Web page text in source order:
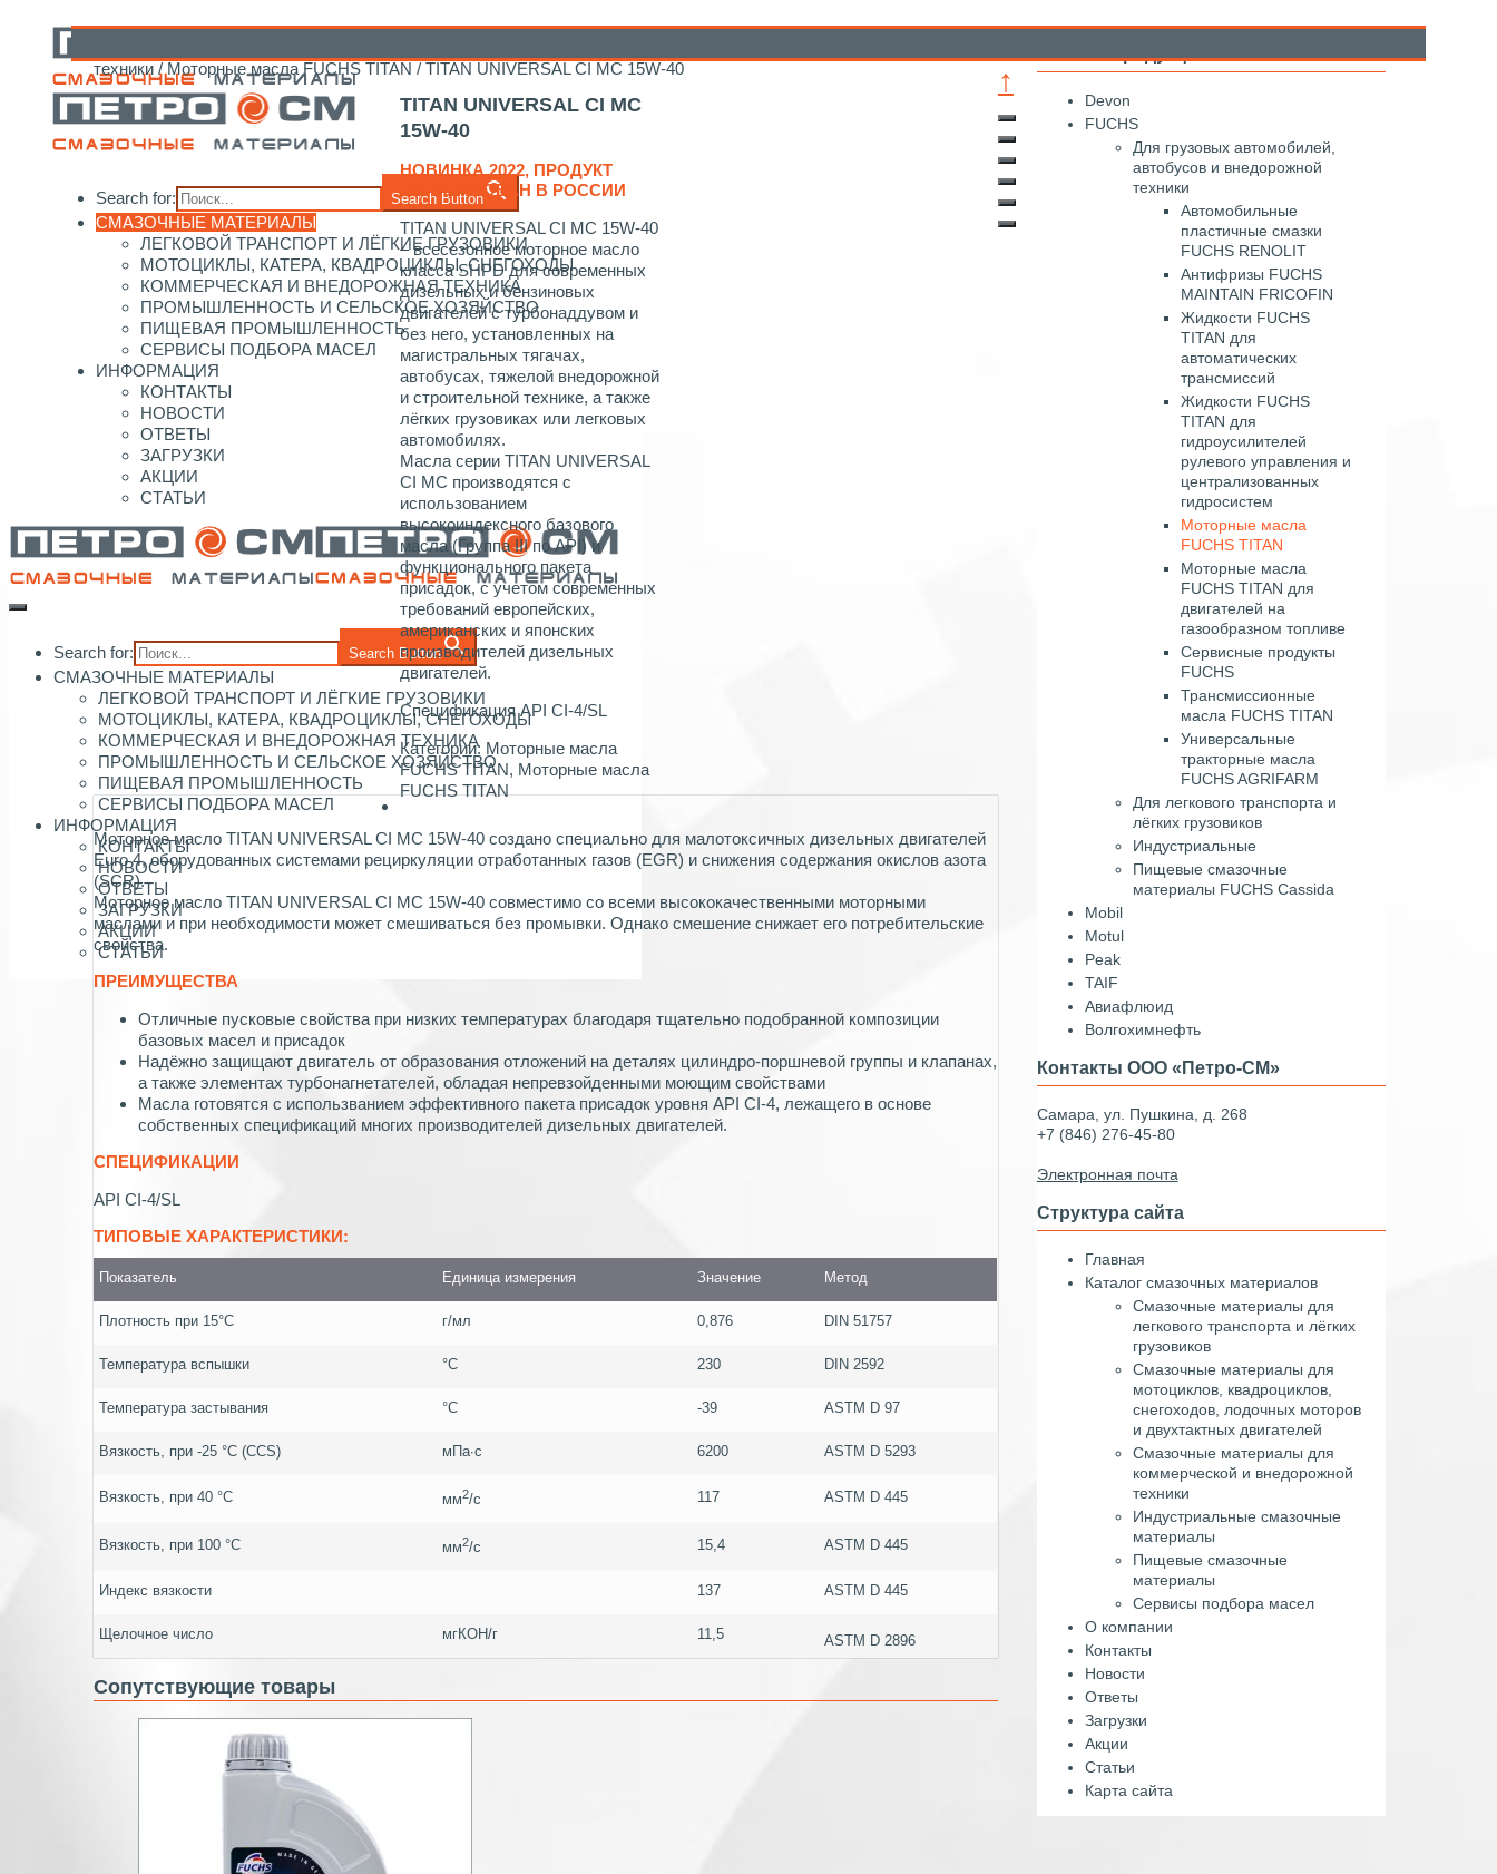
Search for: Search Button
СМАЗОЧНЫЕ МАТЕРИАЛЫ
ЛЕГКОВОЙ ТРАНСПОРТ И ЛЁГКИЕ ГРУЗОВИКИ
МОТОЦИКЛЫ, КАТЕРА, КВАДРОЦИКЛЫ, СНЕГОХОДЫ
КОММЕРЧЕСКАЯ И ВНЕДОРОЖНАЯ ТЕХНИКА
ПРОМЫШЛЕННОСТЬ И СЕЛЬСКОЕ ХОЗЯЙСТВО
ПИЩЕВАЯ ПРОМЫШЛЕННОСТЬ
СЕРВИСЫ ПОДБОРА МАСЕЛ
ИНФОРМАЦИЯ
КОНТАКТЫ
НОВОСТИ
ОТВЕТЫ
ЗАГРУЗКИ
АКЦИИ
СТАТЬИ
Search for: Search Button
СМАЗОЧНЫЕ МАТЕРИАЛЫ
ЛЕГКОВОЙ ТРАНСПОРТ И ЛЁГКИЕ ГРУЗОВИКИ
МОТОЦИКЛЫ, КАТЕРА, КВАДРОЦИКЛЫ, СНЕГОХОДЫ
КОММЕРЧЕСКАЯ И ВНЕДОРОЖНАЯ ТЕХНИКА
ПРОМЫШЛЕННОСТЬ И СЕЛЬСКОЕ ХОЗЯЙСТВО
ПИЩЕВАЯ ПРОМЫШЛЕННОСТЬ
СЕРВИСЫ ПОДБОРА МАСЕЛ
ИНФОРМАЦИЯ
КОНТАКТЫ
НОВОСТИ
ОТВЕТЫ
ЗАГРУЗКИ
АКЦИИ
СТАТЬИ
техники /Моторные масла FUCHS TITAN / TITAN UNIVERSAL CI MC 15W-40
TITAN UNIVERSAL CI MC
15W-40
НОВИНКА 2022, ПРОДУКТ
ЛОКАЛИЗОВАН В РОССИИ
TITAN UNIVERSAL CI MC 15W-40
– всесезонное моторное масло
класса SHPD для современных
дизельных и бензиновых
двигателей с турбонаддувом и
без него, установленных на
магистральных тягачах,
автобусах, тяжелой внедорожной
и строительной технике, а также
лёгких грузовиках или легковых
автомобилях.
Масла серии TITAN UNIVERSAL
CI MC производятся с
использованием
высокоиндексного базового
масла (Группа III по API) и
функционального пакета
присадок, с учетом современных
требований европейских,
американских и японских
производителей дизельных
двигателей.
Спецификация API CI-4/SL
Категории: Моторные масла
FUCHS TITAN, Моторные масла
FUCHS TITAN
Моторное масло TITAN UNIVERSAL CI MC 15W-40 создано специально для малотоксичных дизельных двигателей
Euro 4, оборудованных системами рециркуляции отработанных газов (EGR) и снижения содержания окислов азота
(SCR).
Моторное масло TITAN UNIVERSAL CI MC 15W-40 совместимо со всеми высококачественными моторными
маслами и при необходимости может смешиваться без промывки. Однако смешение снижает его потребительские
свойства.
ПРЕИМУЩЕСТВА
Отличные пусковые свойства при низких температурах благодаря тщательно подобранной композиции
базовых масел и присадок
Надёжно защищают двигатель от образования отложений на деталях цилиндро-поршневой группы и клапанах,
а также элементах турбонагнетателей, обладая непревзойденными моющим свойствами
Масла готовятся с использванием эффективного пакета присадок уровня API CI-4, лежащего в основе
собственных спецификаций многих производителей дизельных двигателей.
СПЕЦИФИКАЦИИ
API CI-4/SL
ТИПОВЫЕ ХАРАКТЕРИСТИКИ:
Показатель Единица измерения Значение Метод
Плотность при 15°С г/мл 0,876 DIN 51757
Температура вспышки °С 230 DIN 2592
Температура застывания °С -39 ASTM D 97
Вязкость, при -25 °С (CCS) мПа∙с 6200 ASTM D 5293
Вязкость, при 40 °С мм2/c 117 ASTM D 445
Вязкость, при 100 °С мм2/c 15,4 ASTM D 445
Индекс вязкости 137 ASTM D 445
Щелочное число мгКОН/г 11,5 ASTM D 2896
Сопутствующие товары
Каталог продукции
Devon
FUCHS
Для грузовых автомобилей,
автобусов и внедорожной
техники
Автомобильные
пластичные смазки
FUCHS RENOLIT
Антифризы FUCHS
MAINTAIN FRICOFIN
Жидкости FUCHS
TITAN для
автоматических
трансмиссий
Жидкости FUCHS
TITAN для
гидроусилителей
рулевого управления и
централизованных
гидросистем
Моторные масла
FUCHS TITAN
Моторные масла
FUCHS TITAN для
двигателей на
газообразном топливе
Сервисные продукты
FUCHS
Трансмиссионные
масла FUCHS TITAN
Универсальные
тракторные масла
FUCHS AGRIFARM
Для легкового транспорта и
лёгких грузовиков
Индустриальные
Пищевые смазочные
материалы FUCHS Cassida
Mobil
Motul
Peak
TAIF
Авиафлюид
Волгохимнефть
Контакты ООО «Петро-СМ»
Самара, ул. Пушкина, д. 268
+7 (846) 276-45-80
Электронная почта
Структура сайта
Главная
Каталог смазочных материалов
Смазочные материалы для
легкового транспорта и лёгких
грузовиков
Смазочные материалы для
мотоциклов, квадроциклов,
снегоходов, лодочных моторов
и двухтактных двигателей
Смазочные материалы для
коммерческой и внедорожной
техники
Индустриальные смазочные
материалы
Пищевые смазочные
материалы
Сервисы подбора масел
О компании
Контакты
Новости
Ответы
Загрузки
Акции
Статьи
Карта сайта
↑